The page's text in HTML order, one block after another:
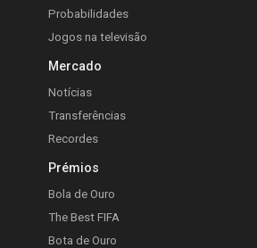
Probabilidades
Jogos na televisão
Mercado
Notícias
Transferências
Recordes
Prémios
Bola de Ouro
The Best FIFA
Bota de Ouro